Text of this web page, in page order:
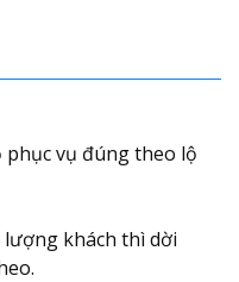
phục vụ đúng theo lộ
khách thì dời